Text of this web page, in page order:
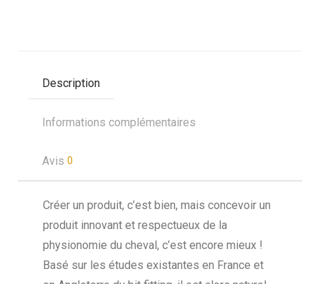
Description
Informations complémentaires
Avis0
Créer un produit, c’est bien, mais concevoir un
produit innovant et respectueux de la
physionomie du cheval, c’est encore mieux !
Basé sur les études existantes en France et